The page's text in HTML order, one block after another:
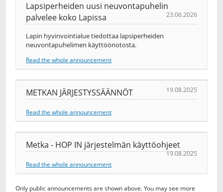
Lapsiperheiden uusi neuvontapuhelin
palvelee koko Lapissa
23.06.2026
Lapin hyvinvointialue tiedottaa lapsiperheiden
neuvontapuhelimen käyttöönotosta.
Read the whole announcement
METKAN JÄRJESTYSSÄÄNNÖT 19.08.2025
Read the whole announcement
Metka - HOP IN järjestelmän käyttöohjeet
19.08.2025
Read the whole announcement
Only public announcements are shown above. You may see more